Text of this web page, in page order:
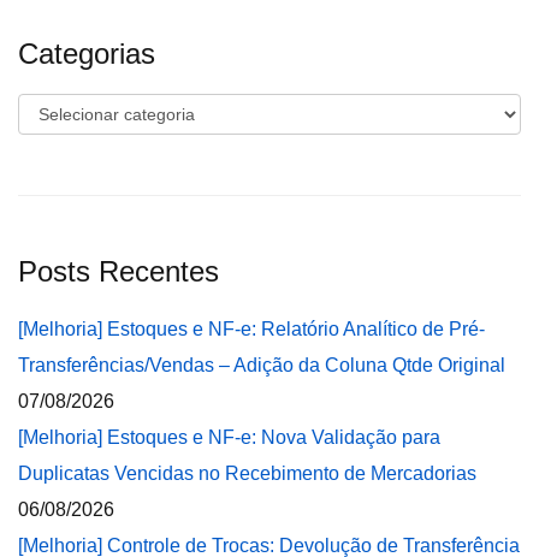
Categorias
Categorias
Posts Recentes
[Melhoria] Estoques e NF-e: Relatório Analítico de Pré-
Transferências/Vendas – Adição da Coluna Qtde Original
07/08/2026
[Melhoria] Estoques e NF-e: Nova Validação para
Duplicatas Vencidas no Recebimento de Mercadorias
06/08/2026
[Melhoria] Controle de Trocas: Devolução de Transferência